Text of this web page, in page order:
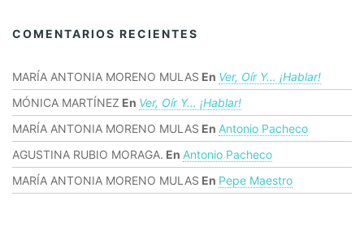
COMENTARIOS RECIENTES
MARÍA ANTONIA MORENO MULAS En Ver, Oír Y… ¡hablar!
MÓNICA MARTÍNEZ En Ver, Oír Y… ¡hablar!
MARÍA ANTONIA MORENO MULAS En Antonio Pacheco
AGUSTINA RUBIO MORAGA. En Antonio Pacheco
MARÍA ANTONIA MORENO MULAS En Pepe Maestro